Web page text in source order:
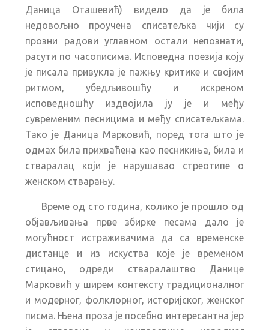
Даница Оташевић) видело да је била
недовољно проучена списатељка чији су
прозни радови углавном остали непознати,
расути по часописима. Исповедна поезија коју
је писала привукла је пажњу критике и својим
ритмом, убедљивошћу и искреном
исповедношћу издвојила ју је и међу
сувременим песницима и међу списатељкама.
Тако је Даница Марковић, поред тога што је
одмах била прихваћена као песникиња, била и
стваралац који је нарушавао стреотипе о
женском стварању.
Време од сто година, колико је прошло од
објављивања прве збирке песама дало је
могућност истраживачима да са временске
дистанце и из искуства које је временом
стицано, одреди стваралаштво Данице
Марковић у ширем контексту традиционалног
и модерног, фолклорног, историјског, женског
писма. Њена проза је посебно интересантна јер